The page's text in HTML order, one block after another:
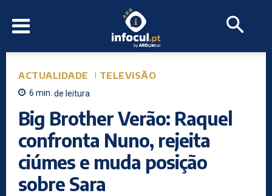
ACTUALIDADE TELEVISÃO
6 min. de leitura
Big Brother Verão: Raquel
confronta Nuno, rejeita
ciúmes e muda posição
sobre Sara